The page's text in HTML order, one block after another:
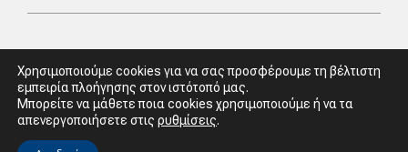
Πολιτική απορρήτου & συμμόρφωση GDPR
Χρησιμοποιούμε cookies για να σας προσφέρουμε τη βέλτιστη
εμπειρία πλοήγησης στον ιστότοπό μας.
Μπορείτε να μάθετε ποια cookies χρησιμοποιούμε ή να τα
απενεργοποιήσετε στις ρυθμίσεις.